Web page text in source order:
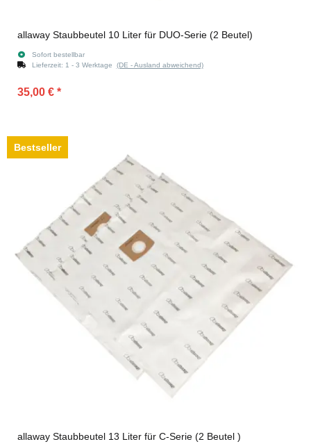
allaway Staubbeutel 10 Liter für DUO-Serie (2 Beutel)
Sofort bestellbar
Lieferzeit: 1 - 3 Werktage (DE - Ausland abweichend)
35,00 € *
Bestseller
allaway Staubbeutel 13 Liter für C-Serie (2 Beutel )